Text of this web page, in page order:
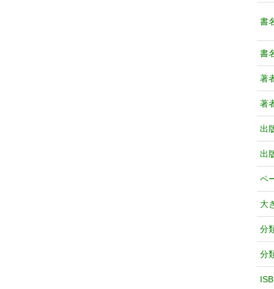
書
書
著
著
出
出
ペ
大
分
分